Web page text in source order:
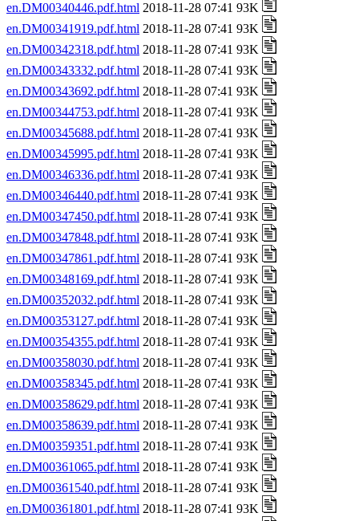
en.DM00340446.pdf.html 2018-11-28 07:41 93K
en.DM00341919.pdf.html 2018-11-28 07:41 93K
en.DM00342318.pdf.html 2018-11-28 07:41 93K
en.DM00343332.pdf.html 2018-11-28 07:41 93K
en.DM00343692.pdf.html 2018-11-28 07:41 93K
en.DM00344753.pdf.html 2018-11-28 07:41 93K
en.DM00345688.pdf.html 2018-11-28 07:41 93K
en.DM00345995.pdf.html 2018-11-28 07:41 93K
en.DM00346336.pdf.html 2018-11-28 07:41 93K
en.DM00346440.pdf.html 2018-11-28 07:41 93K
en.DM00347450.pdf.html 2018-11-28 07:41 93K
en.DM00347848.pdf.html 2018-11-28 07:41 93K
en.DM00347861.pdf.html 2018-11-28 07:41 93K
en.DM00348169.pdf.html 2018-11-28 07:41 93K
en.DM00352032.pdf.html 2018-11-28 07:41 93K
en.DM00353127.pdf.html 2018-11-28 07:41 93K
en.DM00354355.pdf.html 2018-11-28 07:41 93K
en.DM00358030.pdf.html 2018-11-28 07:41 93K
en.DM00358345.pdf.html 2018-11-28 07:41 93K
en.DM00358629.pdf.html 2018-11-28 07:41 93K
en.DM00358639.pdf.html 2018-11-28 07:41 93K
en.DM00359351.pdf.html 2018-11-28 07:41 93K
en.DM00361065.pdf.html 2018-11-28 07:41 93K
en.DM00361540.pdf.html 2018-11-28 07:41 93K
en.DM00361801.pdf.html 2018-11-28 07:41 93K